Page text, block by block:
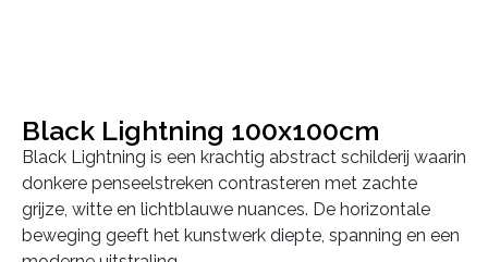
Black Lightning 100x100cm
Black Lightning is een krachtig abstract schilderij waarin
donkere penseelstreken contrasteren met zachte
grijze, witte en lichtblauwe nuances. De horizontale
beweging geeft het kunstwerk diepte, spanning en een